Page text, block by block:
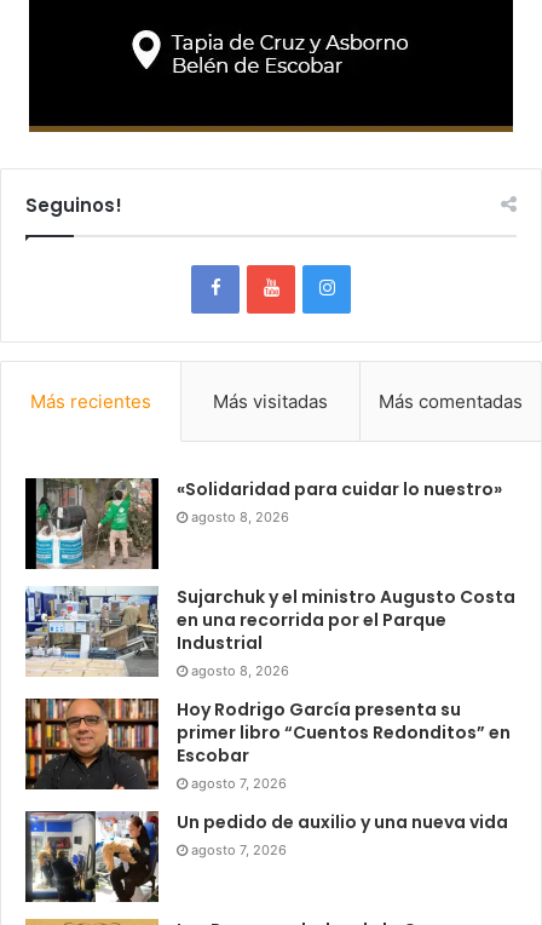
Seguinos!
Más recientes Más visitadas Más comentadas
«Solidaridad para cuidar lo nuestro»
agosto 8, 2026
Sujarchuk y el ministro Augusto Costa
en una recorrida por el Parque
Industrial
agosto 8, 2026
Hoy Rodrigo García presenta su
primer libro “Cuentos Redonditos” en
Escobar
agosto 7, 2026
Un pedido de auxilio y una nueva vida
agosto 7, 2026